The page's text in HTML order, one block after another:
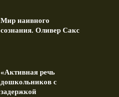
Мир наивного
сознания. Оливер Сакс
«Активная речь
дошкольников с
задержкой